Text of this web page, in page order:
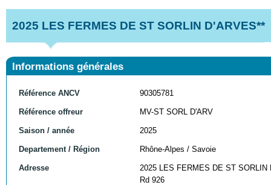
2025 LES FERMES DE ST SORLIN D'ARVES**
Informations générales
Référence ANCV 90305781
Référence offreur MV-ST SORL D'ARV
Saison / année 2025
Departement / Région Rhône-Alpes / Savoie
Adresse
2025 LES FERMES DE ST SORLIN
Rd 926